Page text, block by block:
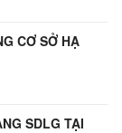
CƠ SỞ HẠ
SDLG TẠI